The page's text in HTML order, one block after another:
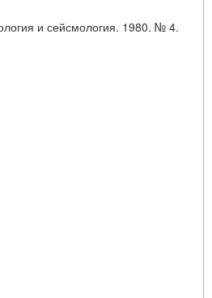
и сейсмология. 1980. № 4.